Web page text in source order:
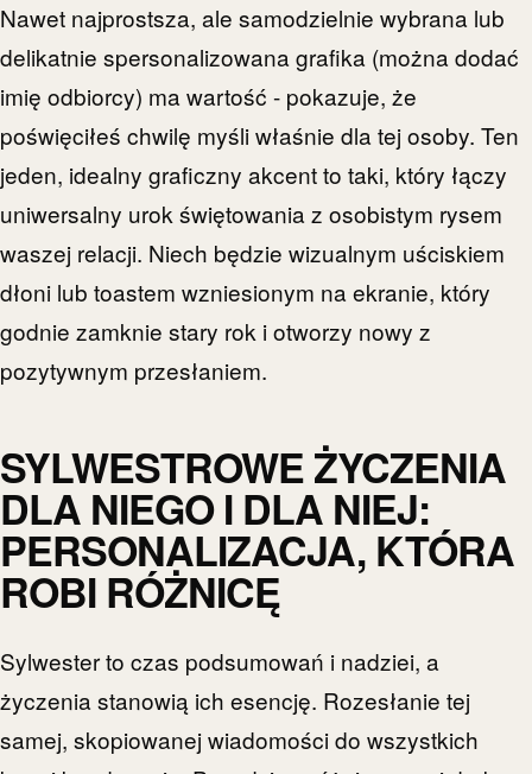
Nawet najprostsza, ale samodzielnie wybrana lub
delikatnie spersonalizowana grafika (można dodać
imię odbiorcy) ma wartość - pokazuje, że
poświęciłeś chwilę myśli właśnie dla tej osoby. Ten
jeden, idealny graficzny akcent to taki, który łączy
uniwersalny urok świętowania z osobistym rysem
waszej relacji. Niech będzie wizualnym uściskiem
dłoni lub toastem wzniesionym na ekranie, który
godnie zamknie stary rok i otworzy nowy z
pozytywnym przesłaniem.
SYLWESTROWE ŻYCZENIA
DLA NIEGO I DLA NIEJ:
PERSONALIZACJA, KTÓRA
ROBI RÓŻNICĘ
Sylwester to czas podsumowań i nadziei, a
życzenia stanowią ich esencję. Rozesłanie tej
samej, skopiowanej wiadomości do wszystkich